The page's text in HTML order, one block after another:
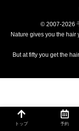
© 2007-2026
Nature gives you the hair
But at fifty you get the
トップ 予約